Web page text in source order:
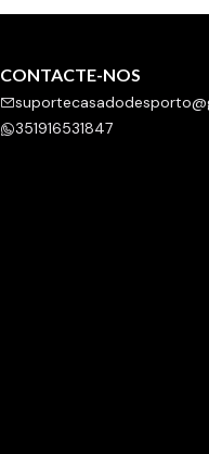
CONTACTE-NOS
351916531847